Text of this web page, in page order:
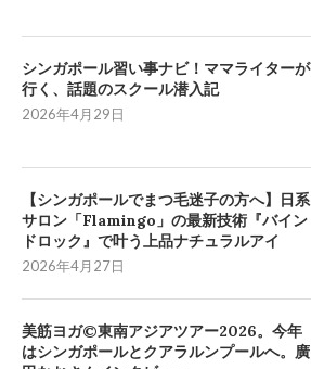
シンガポール習い事ナビ！ママライターが
行く、話題のスクール潜入記
2026年4月29日
【シンガポールでまつ毛迷子の方へ】日系
サロン「Flamingo」の最新技術『バイン
ドロック』で叶う上品ナチュラルアイ
2026年4月27日
美筋ヨガ©東南アジアツアー2026。今年
はシンガポールとクアラルンプールへ。廣